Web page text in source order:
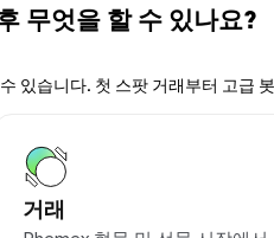
무엇을 할 수 있나요?
있습니다. 첫 스팟 거래부터 고급
거래